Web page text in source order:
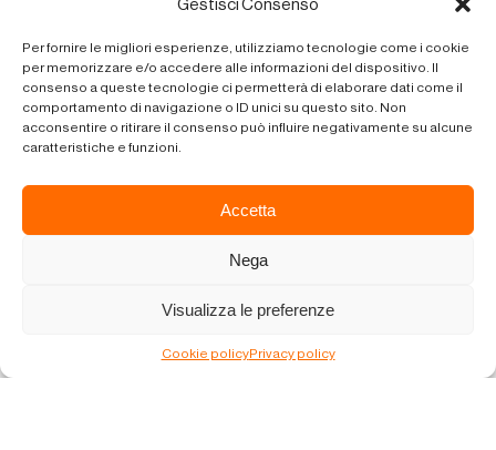
Gestisci Consenso
Per fornire le migliori esperienze, utilizziamo tecnologie come i cookie
per memorizzare e/o accedere alle informazioni del dispositivo. Il
consenso a queste tecnologie ci permetterà di elaborare dati come il
comportamento di navigazione o ID unici su questo sito. Non
acconsentire o ritirare il consenso può influire negativamente su alcune
caratteristiche e funzioni.
Accetta
Nega
Visualizza le preferenze
Cookie policyPrivacy policy